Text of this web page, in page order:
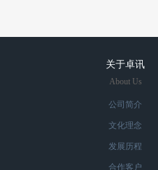
关于卓讯
About Us
公司简介
文化理念
发展历程
合作客户